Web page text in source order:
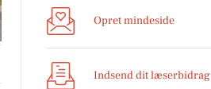
Opret mindeside
Indsend dit læserbidrag